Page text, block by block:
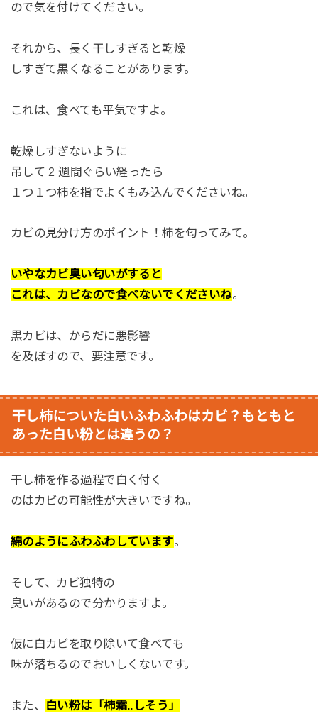
ので気を付けてください。
それから、長く干しすぎると乾燥
しすぎて黒くなることがあります。
これは、食べても平気ですよ。
乾燥しすぎないように
吊して 2 週間ぐらい経ったら
１つ１つ柿を指でよくもみ込んでくださいね。
カビの見分け方のポイント！柿を匂ってみて。
いやなカビ臭い匂いがすると
これは、カビなので食べないでくださいね。
黒カビは、からだに悪影響
を及ぼすので、要注意です。
干し柿についた白いふわふわはカビ？もともと
あった白い粉とは違うの？
干し柿を作る過程で白く付く
のはカビの可能性が大きいですね。
綿のようにふわふわしています。
そして、カビ独特の
臭いがあるので分かりますよ。
仮に白カビを取り除いて食べても
味が落ちるのでおいしくないです。
また、
白い粉は「柿霜..しそう」